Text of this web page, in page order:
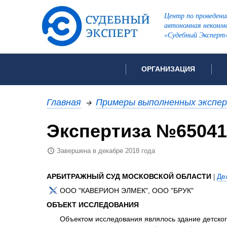
Центр по
автономная
«Судебный
ОРГАНИЗАЦИЯ
Об организации
Рекомендации
Вакансии
Политика
Список всех
Инженерно-
Пожарно-
Главная → Примеры выполненных
Экспертиза №65041
Завершена в декабре 2018 года
АРБИТРАЖНЫЙ СУД МОСКОВСКОЙ ОБЛАСТИ |
ООО "КАВЕРИОН ЭЛМЕК", ООО "БРУК"
ОБЪЕКТ ИССЛЕДОВАНИЯ
Объектом исследования являлось здание